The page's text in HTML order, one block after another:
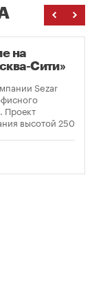
на
Сити»
Sezar
Проект
высотой 250